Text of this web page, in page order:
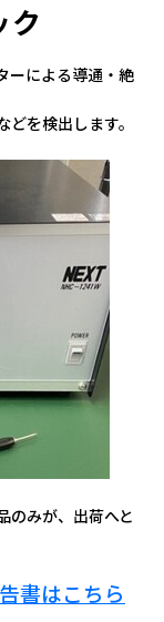
ク
ーによる導通・絶
を検出します。
のみが、出荷へと
書はこちら